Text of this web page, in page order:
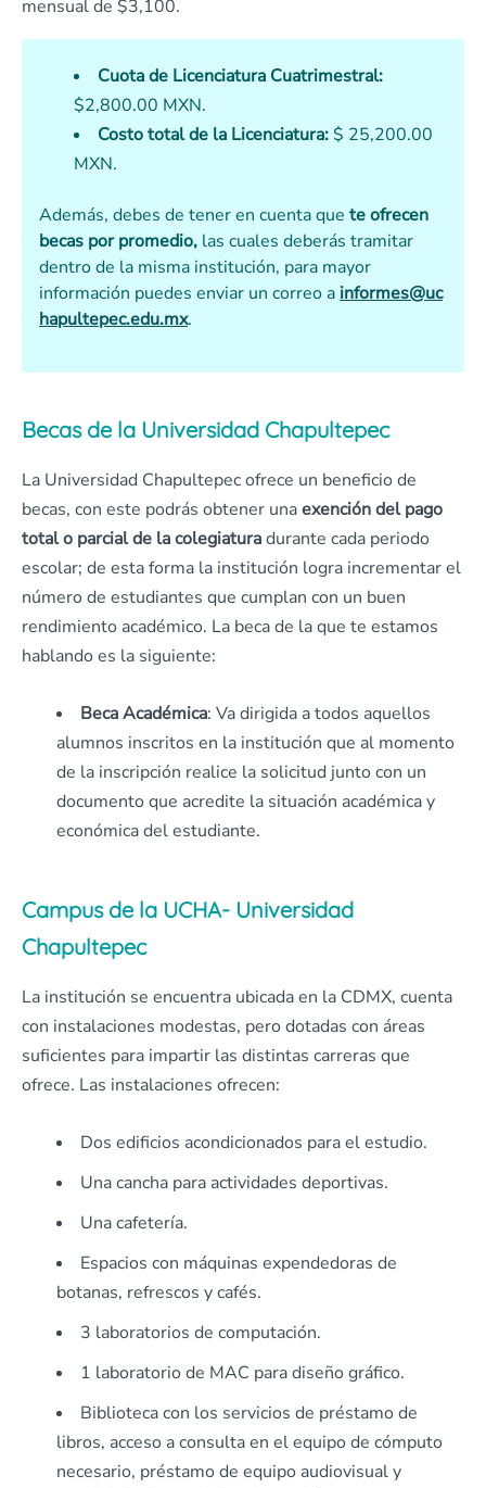
mensual de $3,100.
Cuota de Licenciatura Cuatrimestral:
$2,800.00 MXN.
Costo total de la Licenciatura: $ 25,200.00
MXN.
Además, debes de tener en cuenta que te ofrecen
becas por promedio, las cuales deberás tramitar
dentro de la misma institución, para mayor
información puedes enviar un correo a informes@uc
hapultepec.edu.mx.
Becas de la Universidad Chapultepec
La Universidad Chapultepec ofrece un beneficio de
becas, con este podrás obtener unaexención del pago
total o parcial de la colegiaturadurante cada periodo
escolar; de esta forma la institución logra incrementar el
número de estudiantes que cumplan con un buen
rendimiento académico. La beca de la que te estamos
hablando es la siguiente:
Beca Académica: Va dirigida a todos aquellos
alumnos inscritos en la institución que al momento
de la inscripción realice la solicitud junto con un
documento que acredite la situación académica y
económica del estudiante.
Campus de la UCHA- Universidad
Chapultepec
La institución se encuentra ubicada en la CDMX, cuenta
con instalaciones modestas, pero dotadas con áreas
suficientes para impartir las distintas carreras que
ofrece. Las instalaciones ofrecen:
Dos edificios acondicionados para el estudio.
Una cancha para actividades deportivas.
Una cafetería.
Espacios con máquinas expendedoras de
botanas, refrescos y cafés.
3 laboratorios de computación.
1 laboratorio de MAC para diseño gráfico.
Biblioteca con los servicios de préstamo de
libros, acceso a consulta en el equipo de cómputo
necesario, préstamo de equipo audiovisual y